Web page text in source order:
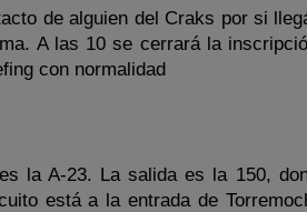
de alguien del Craks por si
A las 10 se cerrará la
con normalidad
la A-23. La salida es la 150,
está a la entrada de